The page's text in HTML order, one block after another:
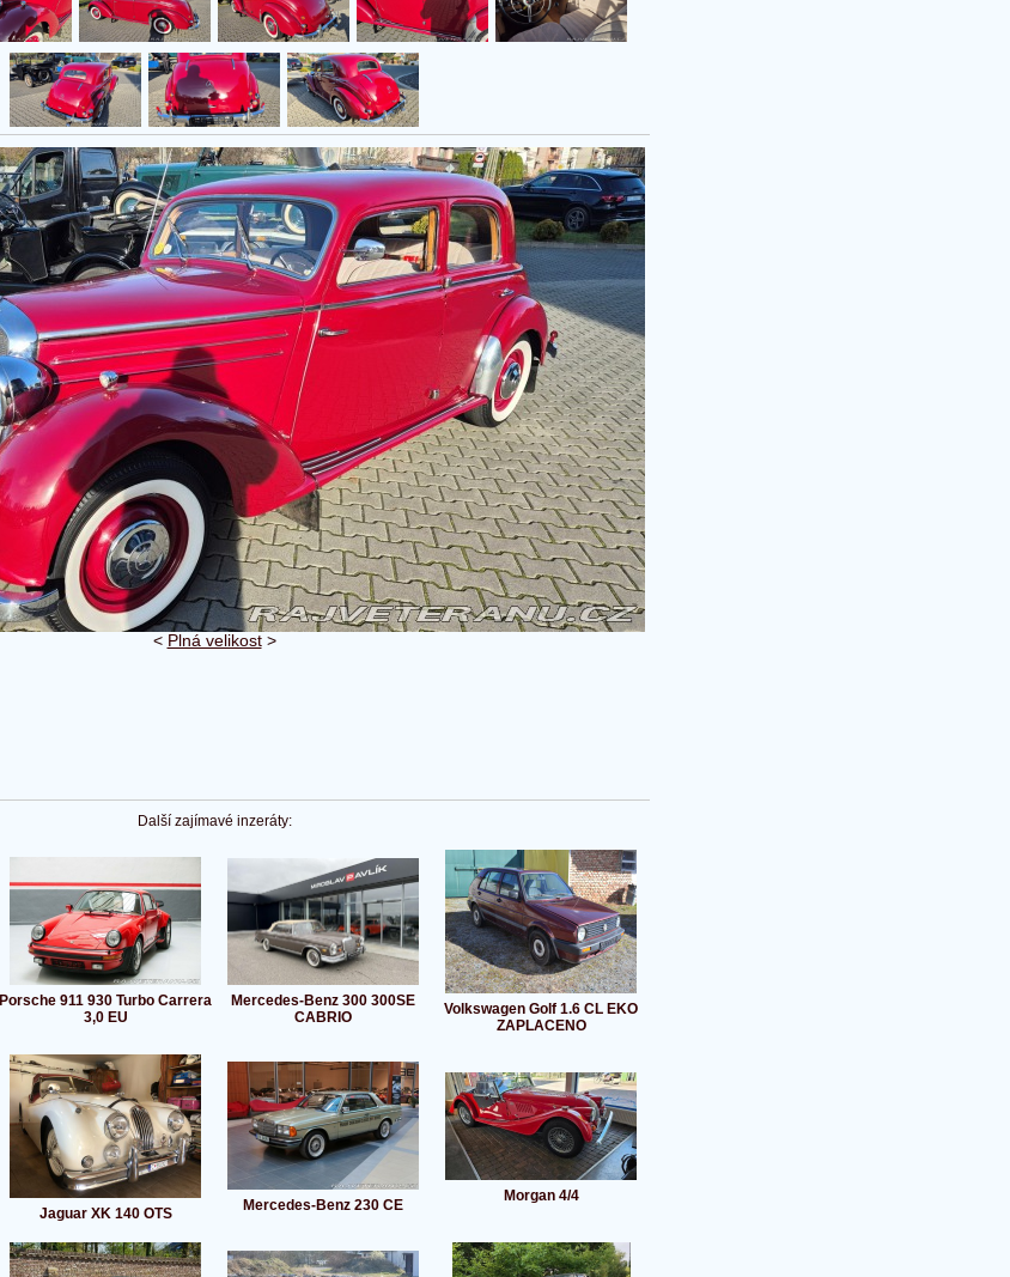
< Plná velikost>
Další zajímavé inzeráty:
Porsche 911 930 Turbo Carrera
3,0 EU
Mercedes-Benz 300 300SE
CABRIO
Volkswagen Golf 1.6 CL EKO
ZAPLACENO
Jaguar XK 140 OTS Mercedes-Benz 230 CE
Morgan 4/4